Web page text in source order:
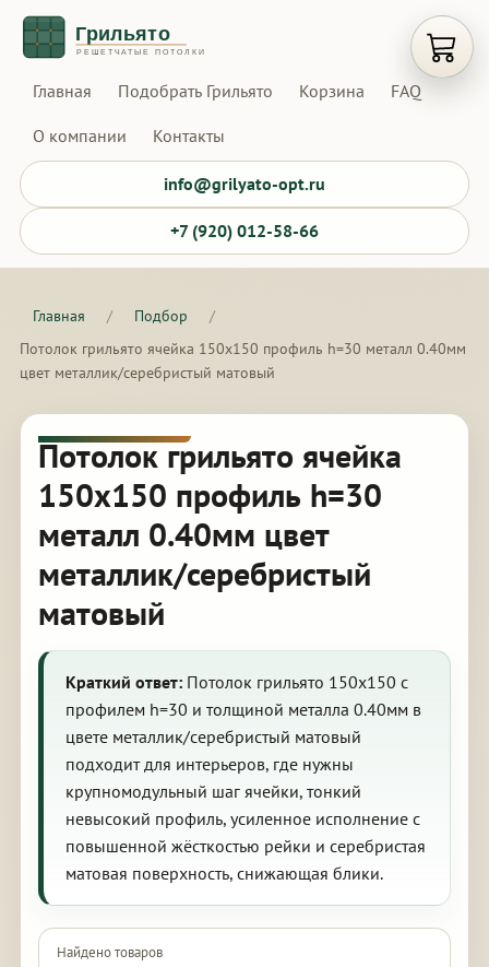
Главная Подобрать Грильято Корзина FAQ
О компании Контакты
info@grilyato-opt.ru
+7 (920) 012-58-66
Главная / Подбор
/
Потолок грильято ячейка 150х150 профиль h=30 металл 0.40мм
цвет металлик/серебристый матовый
Потолок грильято ячейка
150х150 профиль h=30
металл 0.40мм цвет
металлик/серебристый
матовый
Краткий ответ:Потолок грильято 150х150 с
профилем h=30 и толщиной металла 0.40мм в
цвете металлик/серебристый матовый
подходит для интерьеров, где нужны
крупномодульный шаг ячейки, тонкий
невысокий профиль, усиленное исполнение с
повышенной жёсткостью рейки и серебристая
матовая поверхность, снижающая блики.
Найдено товаров